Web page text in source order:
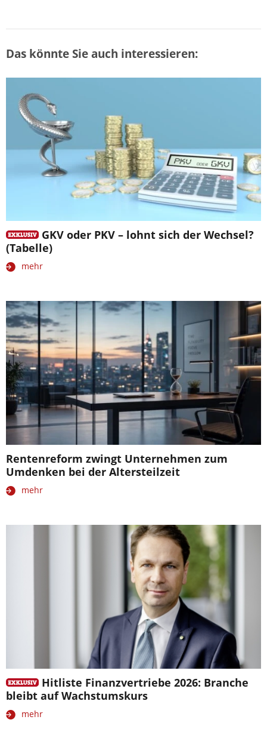
Das könnte Sie auch interessieren:
GKV oder PKV – lohnt sich der Wechsel?
(Tabelle)
mehr
Rentenreform zwingt Unternehmen zum
Umdenken bei der Altersteilzeit
mehr
Hitliste Finanzvertriebe 2026: Branche
bleibt auf Wachstumskurs
mehr